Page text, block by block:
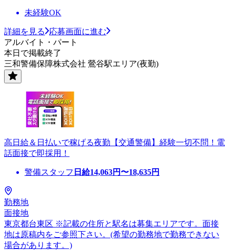
未経験OK
詳細を見る
応募画面に進む
アルバイト・パート
本日で掲載終了
三和警備保障株式会社 鶯谷駅エリア(夜勤)
高日給＆日払いで稼げる夜勤【交通警備】経験一切不問！電
話面接で即採用！
警備スタッフ 日給14,063円〜18,635円
勤務地
面接地
東京都台東区 ※記載の住所と駅名は募集エリアです。面接
地は原稿内をご参照下さい。(希望の勤務地で勤務できない
場合があります。)